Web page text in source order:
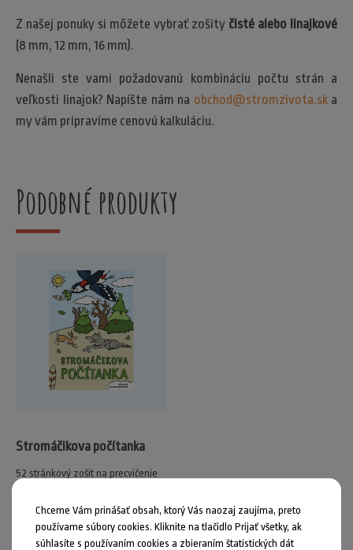
Z našej ponuky si môžete vybrať zošity čisté alebo linajkové
(8 mm, 12 mm, 16 mm).
Nenašli ste vami požadovanú kombináciu počtu strán a
veľkosti linajok? Napíšte nám na obchod@stromzivota.ska
my vám pripravíme cenovú kalkuláciu.
Podobné produkty
Stromáčikova počítanka
52 stránkový zošit na precvičenie
3,50 €
Chceme Vám prinášať obsah, ktorý Vás naozaj zaujíma, preto
používame súbory cookies. Kliknite na tlačidlo Prijať všetky, ak
súhlasíte s používaním cookies a zbieraním štatistických dát